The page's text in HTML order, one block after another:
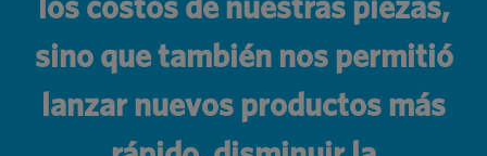
los costos de nuestras piezas,
sino que también nos permitió
lanzar nuevos productos más